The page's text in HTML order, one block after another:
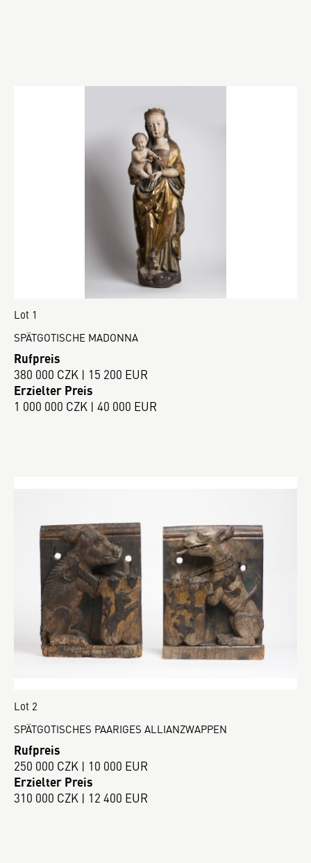
Lot 1
SPÄTGOTISCHE MADONNA
Rufpreis
380 000 CZK | 15 200 EUR
Erzielter Preis
1 000 000 CZK | 40 000 EUR
Lot 2
SPÄTGOTISCHES PAARIGES ALLIANZWAPPEN
Rufpreis
250 000 CZK | 10 000 EUR
Erzielter Preis
310 000 CZK | 12 400 EUR